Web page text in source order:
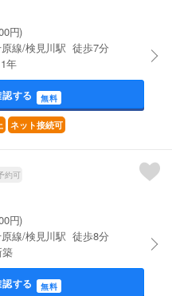
円)
線/検見川駅 徒歩7分
年
する 無料
ネット接続可
約可
円)
線/検見川駅 徒歩8分
築
する 無料